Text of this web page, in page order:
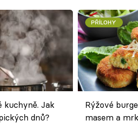
kuchyně. Jak
dnů?
PŘÍLOHY
Rýžové
masem a